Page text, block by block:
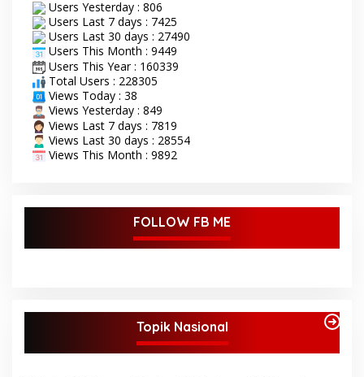
Users Yesterday : 806
Users Last 7 days : 7425
Users Last 30 days : 27490
Users This Month : 9449
Users This Year : 160339
Total Users : 228305
Views Today : 38
Views Yesterday : 849
Views Last 7 days : 7819
Views Last 30 days : 28554
Views This Month : 9892
FOLLOW FB ME
Topik Nasional